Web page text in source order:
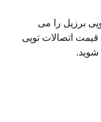
برزیل را می
قیمت اتصالات توپی